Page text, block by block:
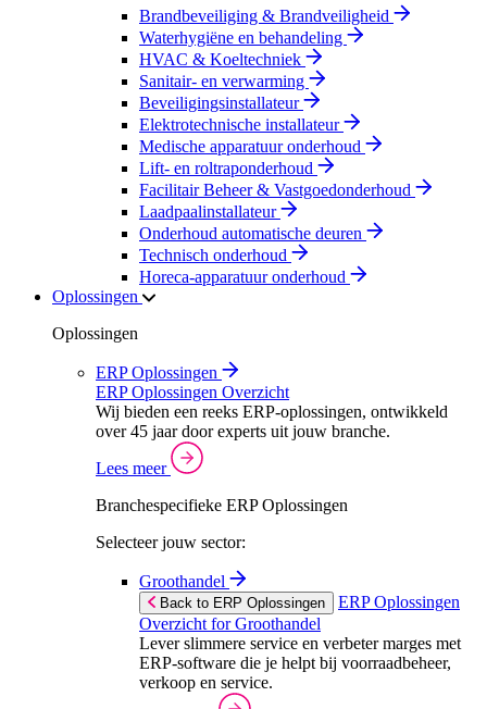
Brandbeveiliging & Brandveiligheid
Waterhygiëne en behandeling
HVAC & Koeltechniek
Sanitair- en verwarming
Beveiligingsinstallateur
Elektrotechnische installateur
Medische apparatuur onderhoud
Lift- en roltraponderhoud
Facilitair Beheer & Vastgoedonderhoud
Laadpaalinstallateur
Onderhoud automatische deuren
Technisch onderhoud
Horeca-apparatuur onderhoud
Oplossingen
Oplossingen
ERP Oplossingen
ERP Oplossingen Overzicht
Wij bieden een reeks ERP-oplossingen, ontwikkeld
over 45 jaar door experts uit jouw branche.
Lees meer
Branchespecifieke ERP Oplossingen
Selecteer jouw sector:
Groothandel
Back to ERP Oplossingen
ERP Oplossingen
Overzicht for Groothandel
Lever slimmere service en verbeter marges met
ERP-software die je helpt bij voorraadbeheer,
verkoop en service.